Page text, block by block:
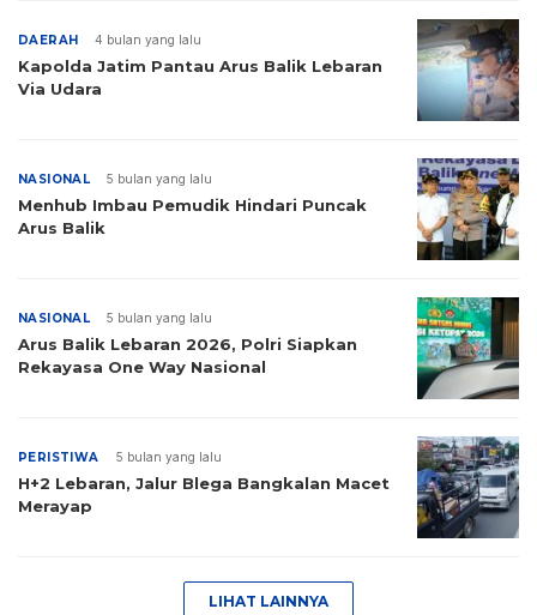
DAERAH 4 bulan yang lalu
Kapolda Jatim Pantau Arus Balik Lebaran
Via Udara
NASIONAL 5 bulan yang lalu
Menhub Imbau Pemudik Hindari Puncak
Arus Balik
NASIONAL 5 bulan yang lalu
Arus Balik Lebaran 2026, Polri Siapkan
Rekayasa One Way Nasional
PERISTIWA 5 bulan yang lalu
H+2 Lebaran, Jalur Blega Bangkalan Macet
Merayap
LIHAT LAINNYA